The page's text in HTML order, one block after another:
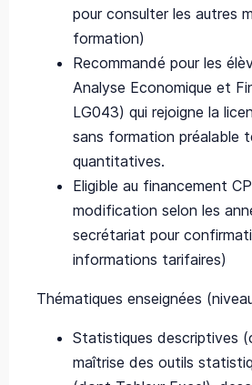
pour consulter les autres
formation)
Recommandé pour les
Analyse Economique et
LG043) qui rejoigne la
sans formation préalable
quantitatives.
Eligible au financement
modification selon les
secrétariat pour
informations tarifaires)
Thématiques enseignées
Statistiques descriptives
maîtrise des outils